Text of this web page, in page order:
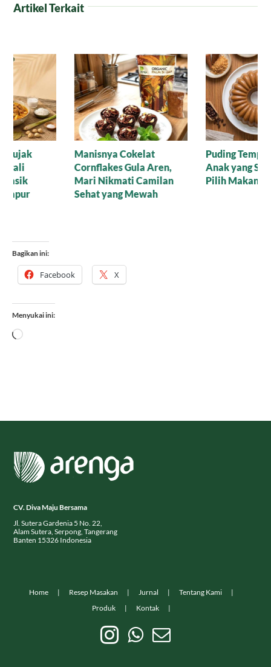
Artikel Terkait
Manisnya Cokelat
Cornflakes Gula Aren,
Mari Nikmati Camilan
Sehat yang Mewah
Puding Tempe untuk
Anak yang Suka Pilih-
Pilih Makanan
Bagikan ini:
Facebook X
Menyukai ini:
Memuat...
CV. Diva Maju Bersama
Jl. Sutera Gardenia 5 No. 22,
Alam Sutera, Serpong, Tangerang
Banten 15326 Indonesia
Resep Masakan Jurnal
Tentang Kami
Produk
Kontak